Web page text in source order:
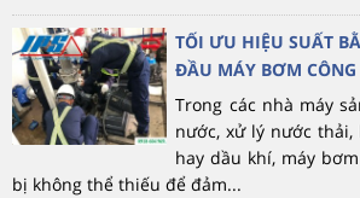
TỐI ƯU HIỆU SUẤT
ĐẦU MÁY BƠM CÔNG
Trong các nhà máy
nước, xử lý nước
hay dầu khí, máy
bị không thể thiếu để đảm...